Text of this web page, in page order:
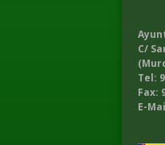
C/
Tel:
Fax:
E-